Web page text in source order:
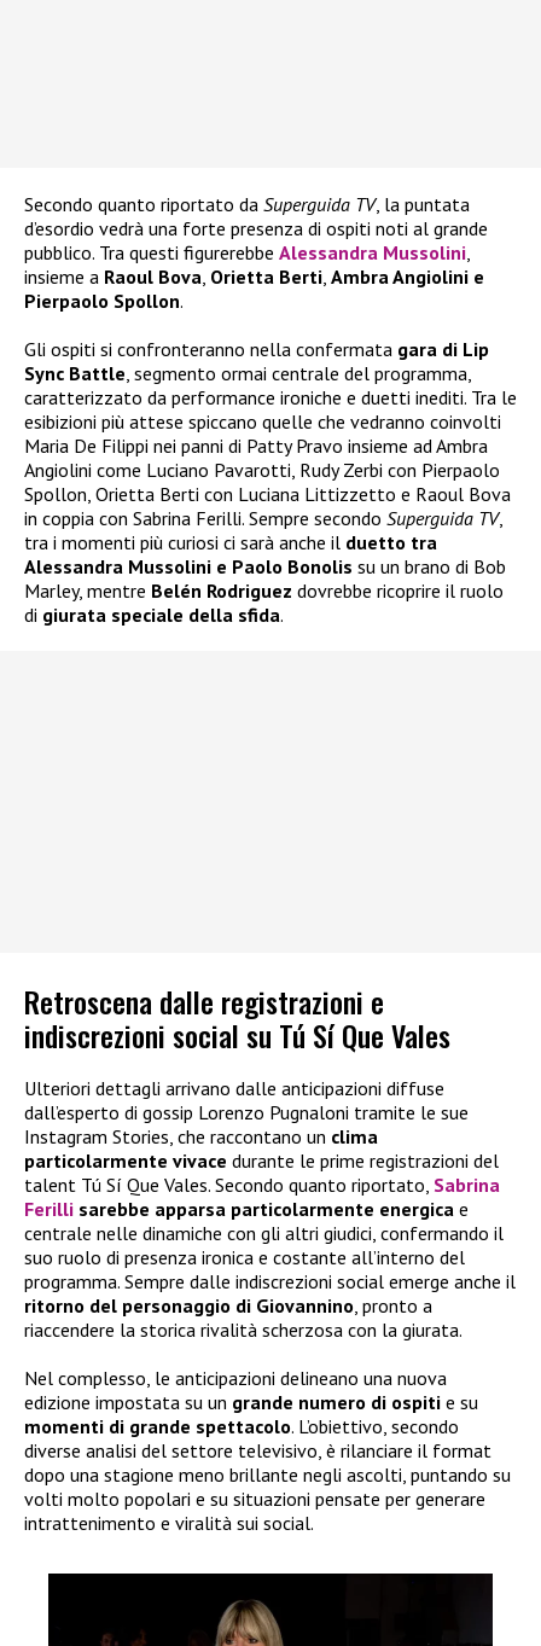
Secondo quanto riportato da Superguida TV, la puntata
d’esordio vedrà una forte presenza di ospiti noti al grande
pubblico. Tra questi figurerebbe Alessandra Mussolini
insieme a Raoul Bova Orietta Berti Ambra Angiolini e
Pierpaolo Spollon.
Gli ospiti si confronteranno nella confermata gara di Lip
Sync Battle , segmento ormai centrale del programma,
caratterizzato da performance ironiche e duetti inediti. Tra le
esibizioni più attese spiccano quelle che vedranno coinvolti
Maria De Filippi nei panni di Patty Pravo insieme ad Ambra
Angiolini come Luciano Pavarotti, Rudy Zerbi con Pierpaolo
Spollon, Orietta Berti con Luciana Littizzetto e Raoul Bova
in coppia con Sabrina Ferilli. Sempre secondo Superguida TV,
tra i momenti più curiosi ci sarà anche il duetto tra
Alessandra Mussolini e Paolo Bonolis su un brano di Bob
Marley, mentre Belén Rodriguez dovrebbe ricoprire il ruolo
di giurata speciale della sfida.
Retroscena dalle registrazioni e
indiscrezioni social su Tú Sí Que Vales
Ulteriori dettagli arrivano dalle anticipazioni diffuse
dall’esperto di gossip Lorenzo Pugnaloni tramite le sue
Instagram Stories, che raccontano un clima
particolarmente vivace durante le prime registrazioni del
talent Tú Sí Que Vales. Secondo quanto riportato, Sabrina
Ferilli sarebbe apparsa particolarmente energica e
centrale nelle dinamiche con gli altri giudici, confermando il
suo ruolo di presenza ironica e costante all’interno del
programma. Sempre dalle indiscrezioni social emerge anche il
ritorno del personaggio di Giovannino, pronto a
riaccendere la storica rivalità scherzosa con la giurata.
Nel complesso, le anticipazioni delineano una nuova
edizione impostata su un grande numero di ospiti e su
momenti di grande spettacolo. L’obiettivo, secondo
diverse analisi del settore televisivo, è rilanciare il format
dopo una stagione meno brillante negli ascolti, puntando su
volti molto popolari e su situazioni pensate per generare
intrattenimento e viralità sui social.